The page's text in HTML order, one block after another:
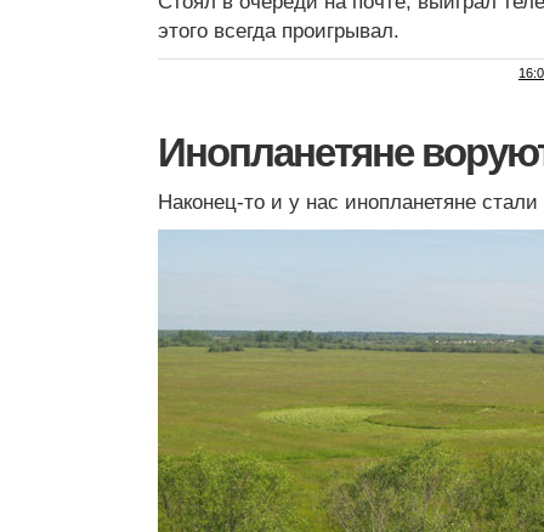
этого всегда проигрывал.
Инопланетяне
Наконец-то и у нас инопланетяне